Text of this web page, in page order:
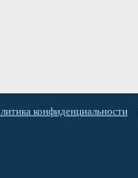
конфиденциальности